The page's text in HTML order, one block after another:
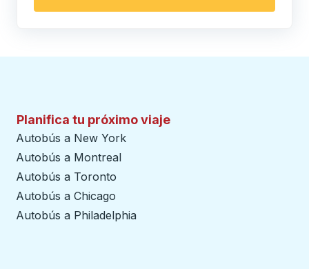
Planifica tu próximo viaje
Autobús a New York
Autobús a Montreal
Autobús a Toronto
Autobús a Chicago
Autobús a Philadelphia